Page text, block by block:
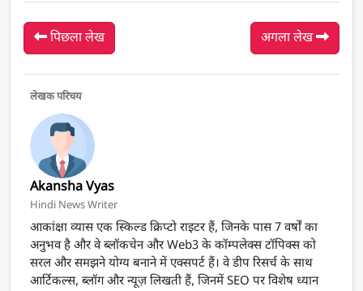
पिछला लेख अगला लेख
लेखक परिचय
Akansha Vyas
Hindi News Writer
आकांक्षा व्यास एक स्किल्ड क्रिप्टो राइटर हैं, जिनके पास 7 वर्षों का
अनुभव है और वे ब्लॉकचेन और Web3 के कॉम्पलेक्स टॉपिक्स को
सरल और समझने योग्य बनाने में एक्सपर्ट हैं। वे डीप रिसर्च के साथ
आर्टिकल्स, ब्लॉग और न्यूज़ लिखती हैं, जिनमें SEO पर विशेष ध्यान